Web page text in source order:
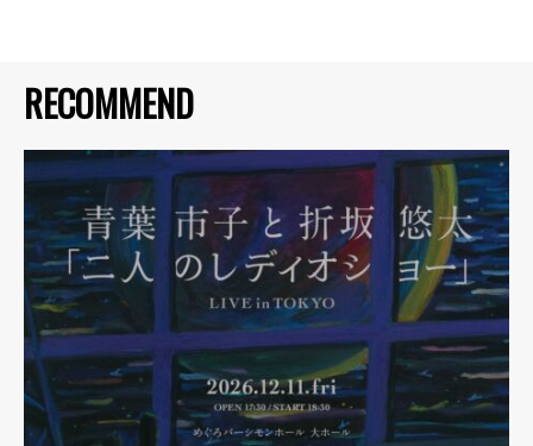
RECOMMEND